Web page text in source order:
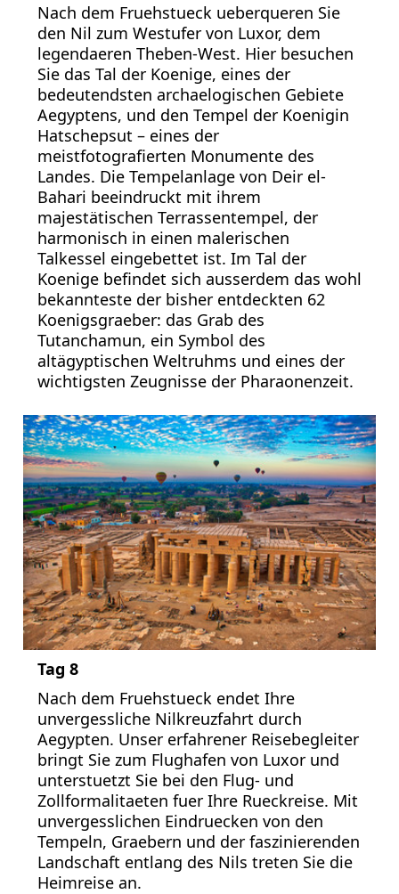
Nach dem Fruehstueck ueberqueren Sie
den Nil zum Westufer von Luxor, dem
legendaeren Theben-West. Hier besuchen
Sie das Tal der Koenige, eines der
bedeutendsten archaelogischen Gebiete
Aegyptens, und den Tempel der Koenigin
Hatschepsut – eines der
meistfotografierten Monumente des
Landes. Die Tempelanlage von Deir el-
Bahari beeindruckt mit ihrem
majestätischen Terrassentempel, der
harmonisch in einen malerischen
Talkessel eingebettet ist. Im Tal der
Koenige befindet sich ausserdem das wohl
bekannteste der bisher entdeckten 62
Koenigsgraeber: das Grab des
Tutanchamun, ein Symbol des
altägyptischen Weltruhms und eines der
wichtigsten Zeugnisse der Pharaonenzeit.
Tag 8
Nach dem Fruehstueck endet Ihre
unvergessliche Nilkreuzfahrt durch
Aegypten. Unser erfahrener Reisebegleiter
bringt Sie zum Flughafen von Luxor und
unterstuetzt Sie bei den Flug- und
Zollformalitaeten fuer Ihre Rueckreise. Mit
unvergesslichen Eindruecken von den
Tempeln, Graebern und der faszinierenden
Landschaft entlang des Nils treten Sie die
Heimreise an.